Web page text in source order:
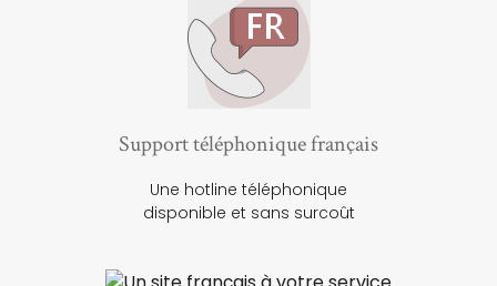
Support téléphonique français
Une hotline téléphonique
disponible et sans surcoût